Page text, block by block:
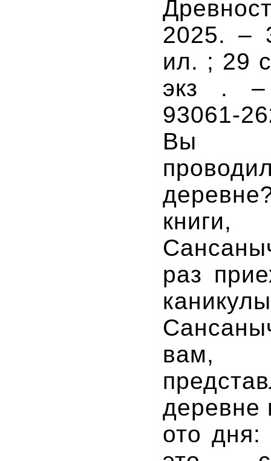
2025. –
ил. ; 29
экз . –
93061-
Вы
раз
вам,
деревне
ото дня: